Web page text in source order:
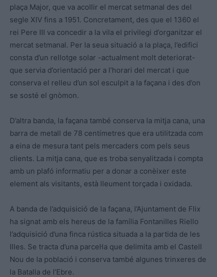
plaça Major, que va acollir el mercat setmanal des del
segle XIV fins a 1951. Concretament, des que el 1360 el
rei Pere III va concedir a la vila el privilegi d’organitzar el
mercat setmanal. Per la seua situació a la plaça, l’edifici
consta d’un rellotge solar -actualment molt deteriorat-
que servia d’orientació per a l’horari del mercat i que
conserva el relleu d’un sol esculpit a la façana i des d’on
se sosté el gnòmon.
D’altra banda, la façana també conserva la mitja cana, una
barra de metall de 78 centímetres que era utilitzada com
a eina de mesura tant pels mercaders com pels seus
clients. La mitja cana, que es troba senyalitzada i compta
amb un plafó informatiu per a donar a conèixer este
element als visitants, està lleument torçada i oxidada.
A banda de l’adquisició de la façana, l’Ajuntament de Flix
ha signat amb els hereus de la família Fontanilles Riello
l’adquisició d’una finca rústica situada a la partida de les
Illes. Se tracta d’una parcel·la que delimita amb el Castell
Nou de la població i conserva també algunes trinxeres de
la Batalla de l’Ebre.